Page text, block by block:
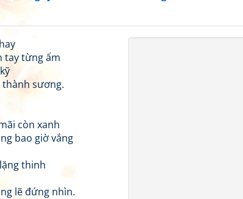
tay từng ấm
sương.
còn xanh
bao giờ vắng
thinh
lẽ đứng nhìn.